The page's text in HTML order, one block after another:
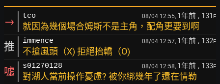
→ tco 08/04 12:55, 1年前 , 131 F
就因為幾個場合姆斯不是主角，配角更要到啊
推 immence 08/04 12:57, 1年前 , 132F
不搶風頭（X) 拒絕抬轎（O)
噓 s01270128 08/04 12:58, 1年前 , 133F
對湖人當前操作憂慮? 被你綁幾年了還在情勒